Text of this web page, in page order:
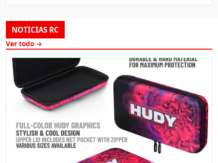
NOTICIAS RC
Ver todo →